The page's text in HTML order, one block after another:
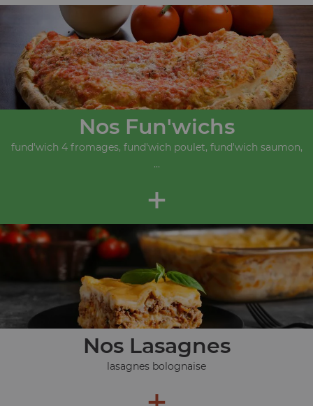
Nos Fun'wichs
fund'wich 4 fromages, fund'wich poulet, fund'wich saumon,
...
+
Nos Lasagnes
lasagnes bolognaise